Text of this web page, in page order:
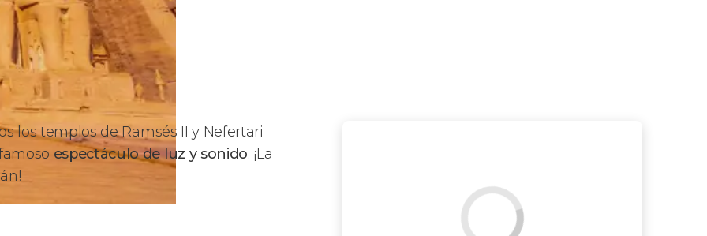
los templos de Ramsés II y Nefertari
espectáculo de luz y sonido. ¡La